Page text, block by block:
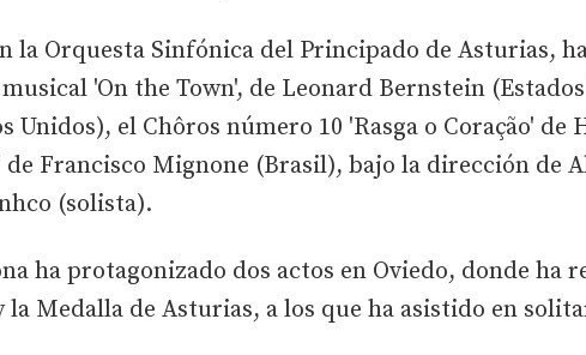
la Orquesta Sinfónica del Principado de Asturias,
'On the Town', de Leonard Bernstein
Unidos), el Chôros número 10 'Rasga o Coração'
Francisco Mignone (Brasil), bajo la dirección de
(solista).
ha protagonizado dos actos en Oviedo, donde ha
Medalla de Asturias, a los que ha asistido en